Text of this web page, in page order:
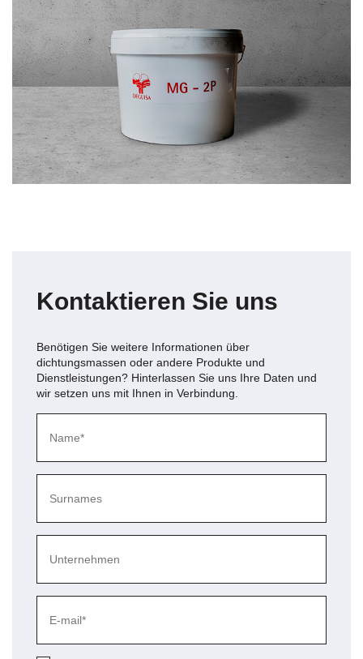
Kontaktieren Sie uns
Benötigen Sie weitere Informationen über
dichtungsmassen oder andere Produkte und
Dienstleistungen? Hinterlassen Sie uns Ihre Daten und
wir setzen uns mit Ihnen in Verbindung.